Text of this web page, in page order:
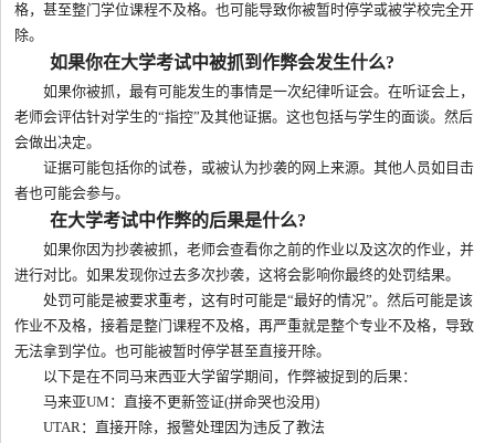
格，甚至整门学位课程不及格。也可能导致你被暂时停学或被学校完全开
除。
如果你在大学考试中被抓到作弊会发生什么?
如果你被抓，最有可能发生的事情是一次纪律听证会。在听证会上，
老师会评估针对学生的“指控”及其他证据。这也包括与学生的面谈。然后
会做出决定。
证据可能包括你的试卷，或被认为抄袭的网上来源。其他人员如目击
者也可能会参与。
在大学考试中作弊的后果是什么?
如果你因为抄袭被抓，老师会查看你之前的作业以及这次的作业，并
进行对比。如果发现你过去多次抄袭，这将会影响你最终的处罚结果。
处罚可能是被要求重考，这有时可能是“最好的情况”。然后可能是该
作业不及格，接着是整门课程不及格，再严重就是整个专业不及格，导致
无法拿到学位。也可能被暂时停学甚至直接开除。
以下是在不同马来西亚大学留学期间，作弊被捉到的后果：
马来亚UM：直接不更新签证(拼命哭也没用)
UTAR：直接开除，报警处理因为违反了教法